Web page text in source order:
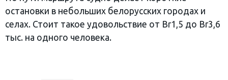
остановки в небольших белорусских городах и
селах. Стоит такое удовольствие от Br1,5 до Br3,6
тыс. на одного человека.